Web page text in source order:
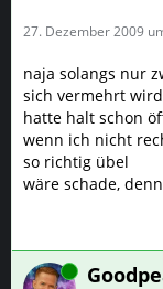
27. Dezember 2009
naja solangs nur
sich vermehrt
hatte halt schon
wenn ich nicht
so richtig übel
wäre schade,
Online